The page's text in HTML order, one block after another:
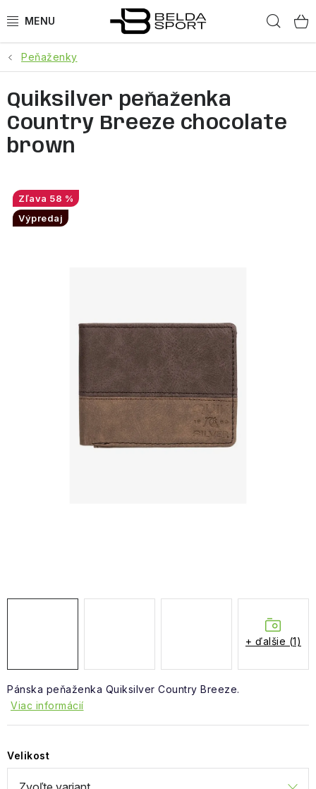
na
ŠPORTY
BEH
OBLEČENIE
Vrátenie a výmena Doprava a platba
Blog
Moja objednávka
Peňaženky
Pánska peňaženka Quiksilver Country Breeze.
Viac informácií
Velikost
Quiksilver peňaženka
Country Breeze chocolate
brown
58 %
Výpredaj
+ ďalšie (1)